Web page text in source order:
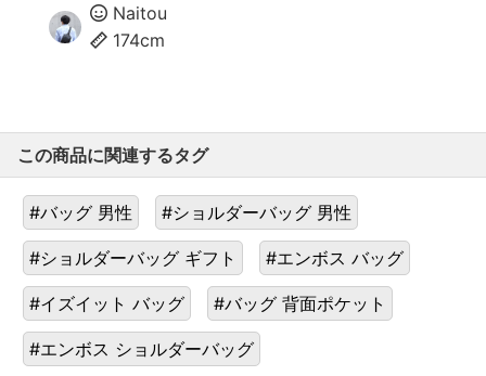
Naitou
174cm
この商品に関連するタグ
#バッグ 男性 #ショルダーバッグ 男性
#ショルダーバッグ ギフト #エンボス バッグ
#イズイット バッグ #バッグ 背面ポケット
#エンボス ショルダーバッグ